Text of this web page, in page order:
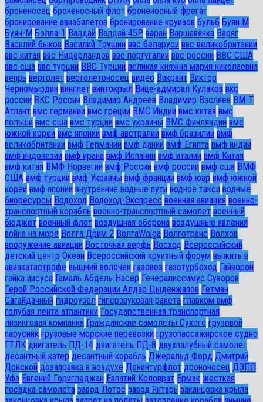
броненосец броненосный флот броненосный фрегат
бронирование авиабилетов бронирование круизов бульб Буян М
Буян-М Бэлла-1 Валдай Валдай 45Р варан Варшавянка Варяг
Василий быков Василий Трушин ввс беларуси ввс великобритании
ввс китая ввс Нидерландов ввс португалии ввс россии ВВС США
ввс сша ввс турции ВВС Турции великая княжна мария николаевна
вепрь вертолет вертолетоносец видео Викрант Виктор
Черномырдин винглет винтокрыл Вице-адмирал Кулаков вкс
россии ВКС России Владимир Андреев Владимир Васляев ВМ-Т
Атлант вмс германии вмс греции ВМС Индии вмс китая вмс
польши вмс сша вмс турции вмс украины ВМС Финляндии вмс
южной кореи вмс японии вмф австралии вмф бразилии вмф
великобритании вмф Германии вмф дании вмф Египта вмф индии
вмф индонезии вмф ирана вмф Испании вмф италии вмф Китая
вмф китая ВМФ Норвегии вмф России вмф россии вмф сша ВМФ
США вмф турции вмф Украины вмф франции вмф юар вмф южной
кореи вмф японии внутренние водные пути водное такси водные
биоресурсы Водоход Водоход-Экспресс военная авиация военно-
транспортный корабль военно-транспортный самолет военный
бюджет военный флот воздушная оборона воздушные явления
война на море Волга Дрим 2 ВолгаWolga Волготранс Волхов
вооружение авиации Восточная верфь Восход Всероссийский
детский центр Океан Всероссийский круизный форум выжить в
авиакатастрофе вышний волочек газовоз газотурбоход Гайворон
гайка иисуса Гамаль Абдель Насер Генералиссимус Суворов
Герой Российской Федерации Алдар Цыденжапов Гетман
Сагайдачный гидроузел гиперзвуковая ракета главком вмф
голубая лента атлантики Государственная транспортная
лизинговая компания Гражданские самолеты Сухого грузовой
парусник грузовые морские перевозки грузопассажирское судно
ГТЛК двигатель ПД-14 двигатель ПД-8 двухпалубный самолет
десантный катер десантный корабль Джеральд Форд Дмитрий
Донской дозаправка в воздухе Донинтурфлот дрононосец ДЭПЛ
Уфа Евгений Горигледжан Евпатий Коловрат Ермак жесткая
посадка самолета завод Лотос завод Янтарь заканцовка крыла